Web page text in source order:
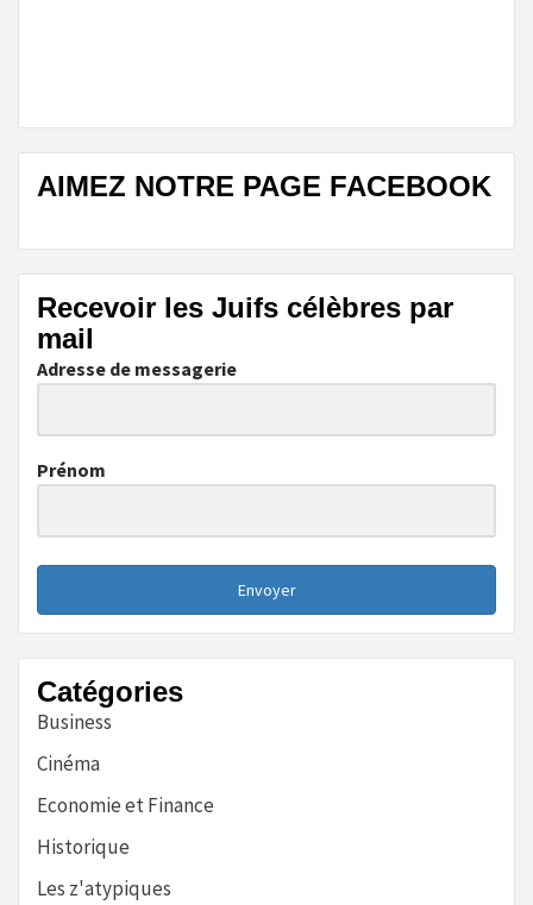
AIMEZ NOTRE PAGE FACEBOOK
Recevoir les Juifs célèbres par
mail
Adresse de messagerie
Prénom
Envoyer
Catégories
Business
Cinéma
Economie et Finance
Historique
Les z'atypiques